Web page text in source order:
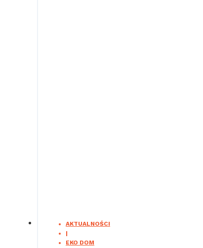
AKTUALNOŚCI
|
EKO DOM